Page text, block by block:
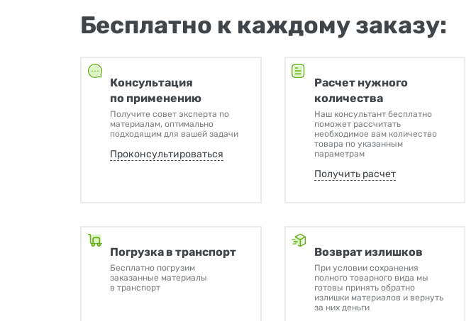
Бесплатно к каждому заказу:
Консультация
по применению
Получите совет эксперта по
материалам, оптимально
подходящим для вашей задачи
Проконсультироваться
Расчет нужного
количества
Наш консультант бесплатно
поможет рассчитать
необходимое вам количество
товара по указанным
параметрам
Получить расчет
Погрузка в транспорт
Бесплатно погрузим
заказанные материалы
в транспорт
Возврат излишков
При условии сохранения
полного товарного вида мы
готовы принять обратно
излишки материалов и вернуть
за них деньги